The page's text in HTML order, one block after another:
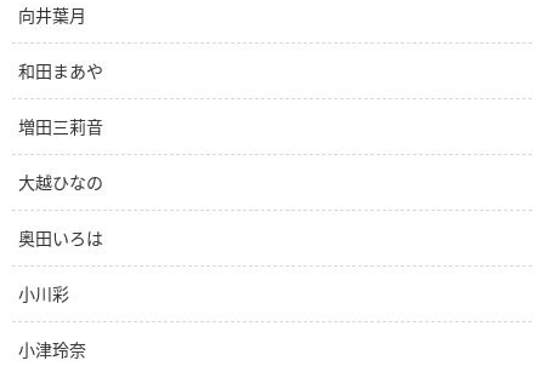
向井葉月
和田まあや
増田三莉音
大越ひなの
奥田いろは
小川彩
小津玲奈